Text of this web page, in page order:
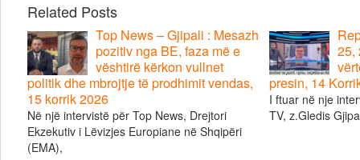
Related Posts
Top News – Gjipali : Mesazh
pozitiv nga BE, faza më e
vështirë kërkon vullnet
politik dhe mbrojtje të prodhimit vendas,
15 korrik 2026
Në një intervistë për Top News, Drejtori
Ekzekutiv i Lëvizjes Europiane në Shqipëri
(EMA),
25,
presin, 14
I ftuar në nje
TV, z.Gledis